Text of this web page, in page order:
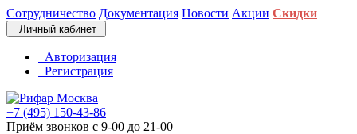
Сотрудничество Документация Новости Акции Скидки
Личный кабинет
Авторизация
Регистрация
+7 (495) 150-43-86
Приём звонков с 9-00 до 21-00